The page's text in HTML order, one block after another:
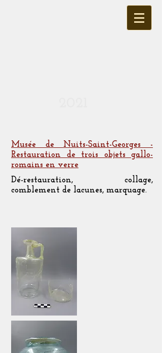
Musée de Nuits-Saint-Georges -
Restauration de trois objets gallo-
romains en verre
Dé-restauration, collage,
comblement de lacunes, marquage.